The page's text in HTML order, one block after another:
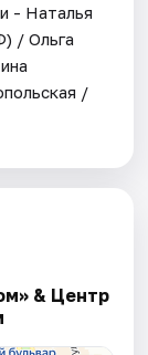
- Наталья
/ Ольга
/
& Центр